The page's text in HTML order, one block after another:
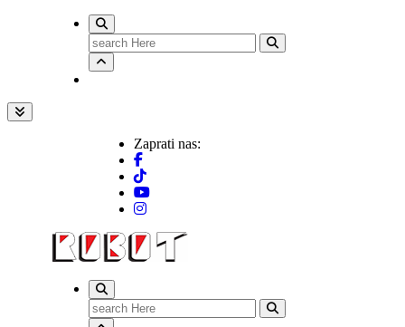
Search
for:
Zaprati nas:
Search
for: